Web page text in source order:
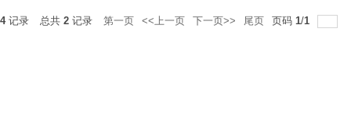
记录 总共 2 记录 第一页 <<上一页 下一页>> 尾页 页码 1/1